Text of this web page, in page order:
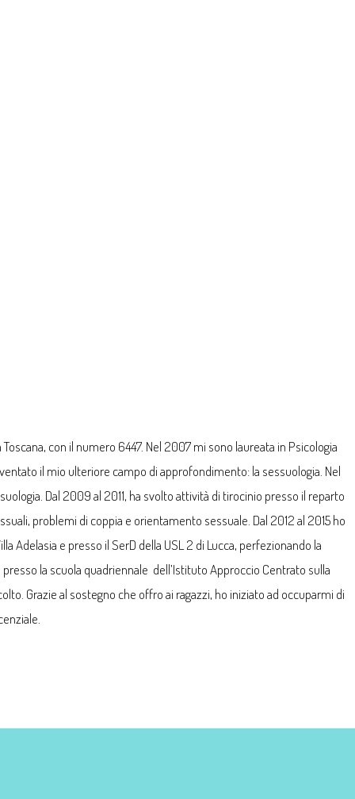
con il numero 6447. Nel 2007 mi sono laureata in Psicologia
il mio ulteriore campo di approfondimento: la sessuologia. Nel
Dal 2009 al 2011, ha svolto attività di tirocinio presso il reparto
problemi di coppia e orientamento sessuale. Dal 2012 al 2015 ho
Adelasia e presso il SerD della USL 2 di Lucca, perfezionando la
la scuola quadriennale dell’Istituto Approccio Centrato sulla
Grazie al sostegno che offro ai ragazzi, ho iniziato ad occuparmi di